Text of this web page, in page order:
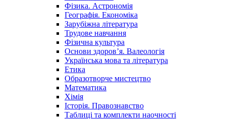
Фізика. Астрономія
Географія. Економіка
Зарубіжна література
Трудове навчання
Фізична культура
Основи здоров’я. Валеологія
Українська мова та література
Етика
Образотворче мистецтво
Математика
Хімія
Історія. Правознавство
Таблиці та комплекти наочності